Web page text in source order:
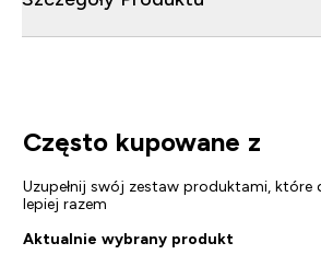
Często kupowane z
Uzupełnij swój zestaw produktami, które
lepiej razem
Aktualnie wybrany produkt